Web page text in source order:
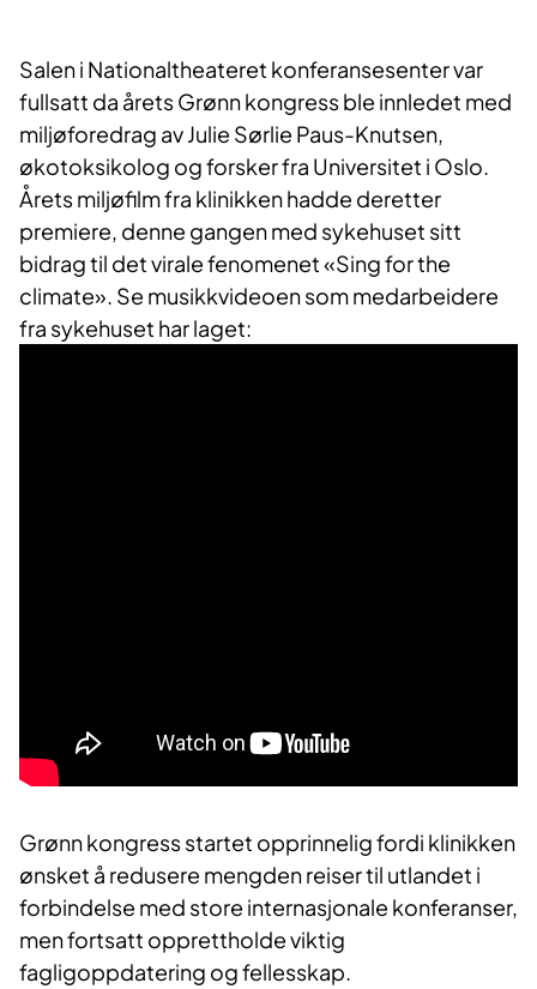
​Salen i Nationaltheateret konferansesenter var
fullsatt da årets Grønn kongress ble innledet med
miljøforedrag av Julie Sørlie Paus-Knutsen,
økotoksikolog og forsker fra Universitet i Oslo.
Årets miljøfilm fra klinikken hadde deretter
premiere, denne gangen med sykehuset sitt
bidrag til det virale fenomenet «Sing for the
climate». Se musikkvideoen som medarbeidere
fra sykehuset har laget: ​
​Grønn kongress startet opprinnelig fordi klinikken
ønsket å redusere mengden reiser til utlandet i
forbindelse med store internasjonale konferanser,
men fortsatt opprettholde viktig
fagligoppdatering og fellesskap.